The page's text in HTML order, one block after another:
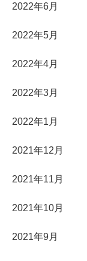
2022年6月
2022年5月
2022年4月
2022年3月
2022年1月
2021年12月
2021年11月
2021年10月
2021年9月